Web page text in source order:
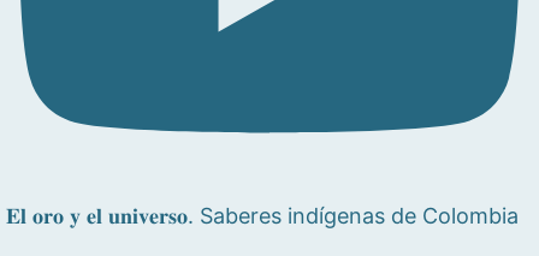
𝐄𝐥 𝐨𝐫𝐨 𝐲 𝐞𝐥 𝐮𝐧𝐢𝐯𝐞𝐫𝐬𝐨. Saberes indígenas de Colombia